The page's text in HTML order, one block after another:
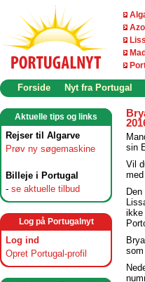
Forside Nyt fra Portugal
Aktuelle tips og links
Rejser til Algarve
Prøv ny søgemaskine
Billeje i Portugal
- se aktuelle tilbud
Log på Portugalnyt
Log ind
Opret Portugal-profil
sin
Vil
ikke